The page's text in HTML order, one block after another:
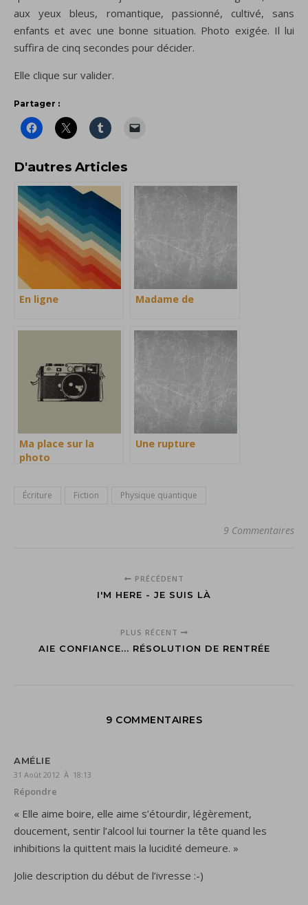
aux yeux bleus, romantique, passionné, cultivé, sans
enfants et avec une bonne situation. Photo exigée. Il lui
suffira de cinq secondes pour décider.
Elle clique sur valider.
Partager :
D'autres Articles
En ligne Madame de
Ma place sur la
photo
Une rupture
Écriture Fiction Physique quantique
9 Commentaires
PRÉCÉDENT
I'M HERE - JE SUIS LÀ
PLUS RÉCENT
AIE CONFIANCE... RÉSOLUTION DE RENTRÉE
9 COMMENTAIRES
AMÉLIE
31 Août 2012 À 18:13
Répondre
« Elle aime boire, elle aime s’étourdir, légèrement,
doucement, sentir l’alcool lui tourner la tête quand les
inhibitions la quittent mais la lucidité demeure. »
Jolie description du début de l’ivresse :-)